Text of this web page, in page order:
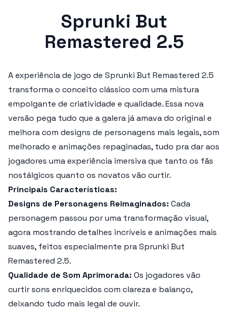
Sprunki But
Remastered 2.5
A experiência de jogo de Sprunki But Remastered 2.5
transforma o conceito clássico com uma mistura
empolgante de criatividade e qualidade. Essa nova
versão pega tudo que a galera já amava do original e
melhora com designs de personagens mais legais, som
melhorado e animações repaginadas, tudo pra dar aos
jogadores uma experiência imersiva que tanto os fãs
nostálgicos quanto os novatos vão curtir.
Principais Características:
Designs de Personagens Reimaginados: Cada
personagem passou por uma transformação visual,
agora mostrando detalhes incríveis e animações mais
suaves, feitos especialmente praSprunki But
Remastered 2.5.
Qualidade de Som Aprimorada: Os jogadores vão
curtir sons enriquecidos com clareza e balanço,
deixando tudo mais legal de ouvir.